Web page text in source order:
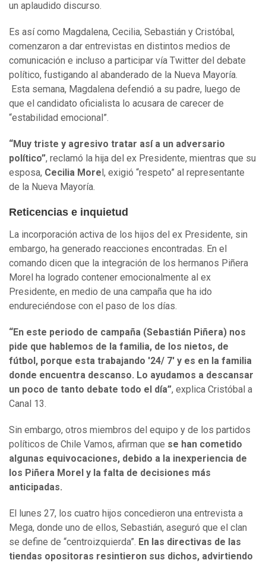
un aplaudido discurso.
Es así como Magdalena, Cecilia, Sebastián y Cristóbal,
comenzaron a dar entrevistas en distintos medios de
comunicación e incluso a participar vía Twitter del debate
político, fustigando al abanderado de la Nueva Mayoría.
Esta semana, Magdalena defendió a su padre, luego de
que el candidato oficialista lo acusara de carecer de
“estabilidad emocional”.
“Muy triste y agresivo tratar así a un adversario
político”, reclamó la hija del ex Presidente, mientras que su
esposa, Cecilia More l, exigió “respeto” al representante
de la Nueva Mayoría.
Reticencias e inquietud
La incorporación activa de los hijos del ex Presidente, sin
embargo, ha generado reacciones encontradas. En el
comando dicen que la integración de los hermanos Piñera
Morel ha logrado contener emocionalmente al ex
Presidente, en medio de una campaña que ha ido
endureciéndose con el paso de los días.
“En este periodo de campaña (Sebastián Piñera) nos
pide que hablemos de la familia, de los nietos, de
fútbol, porque esta trabajando '24/ 7' y es en la familia
donde encuentra descanso. Lo ayudamos a descansar
un poco de tanto debate todo el día”, explica Cristóbal a
Canal 13.
Sin embargo, otros miembros del equipo y de los partidos
políticos de Chile Vamos, afirman que se han cometido
algunas equivocaciones, debido a la inexperiencia de
los Piñera Morel y la falta de decisiones más
anticipadas.
El lunes 27, los cuatro hijos concedieron una entrevista a
Mega, donde uno de ellos, Sebastián, aseguró que el clan
se define de “centroizquierda”. En las directivas de las
tiendas opositoras resintieron sus dichos, advirtiendo